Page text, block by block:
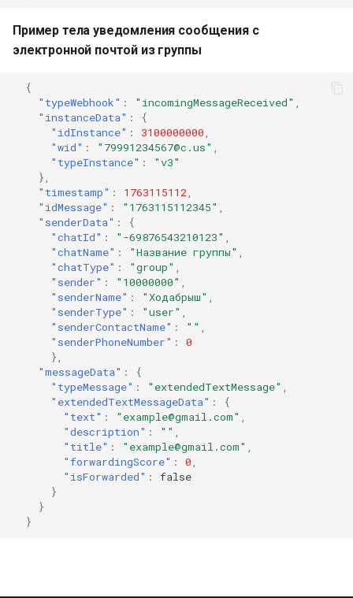
Пример тела уведомления сообщения с
электронной почтой из группы
{
"typeWebhook" : "incomingMessageReceived" ,
"instanceData" :
{
"idInstance" : 3100000000,
"wid" : "79991234567@c.us" ,
"typeInstance" :
"v3"
},
"timestamp" : 1763115112,
"idMessage" : "1763115112345" ,
"senderData" :
{
"chatId" : "-69876543210123" ,
"chatName" : "Название группы" ,
"chatType" : "group" ,
"sender" : "10000000" ,
"senderName" : "Ходабрыш" ,
"senderType" : "user" ,
"senderContactName" : "" ,
"senderPhoneNumber" :
0
},
"messageData" :
{
"typeMessage" : "extendedTextMessage" ,
"extendedTextMessageData" :
{
"text" : "example@gmail.com" ,
"description" : "" ,
"title" : "example@gmail.com" ,
"forwardingScore" : 0,
"isForwarded" :
false
}
}
}